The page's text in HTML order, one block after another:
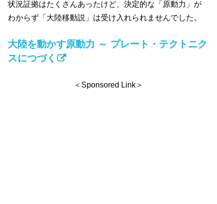
状況証拠はたくさんあったけど、決定的な「原動力」が
わからず「大陸移動説」は受け入れられませんでした。
大陸を動かす原動力 ～ プレート・テクトニク
スにつづく
＜Sponsored Link＞